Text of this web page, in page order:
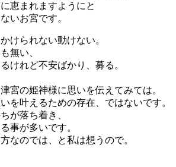
恵まれますようにと
いお宮です。
けられない動けない。
無い、
けれど不安ばかり、募る。
宮の姫神様に思いを伝えてみては。
を叶えるための存在、ではないです。
が落ち着き、
事が多いです。
なのでは、と私は想うので。